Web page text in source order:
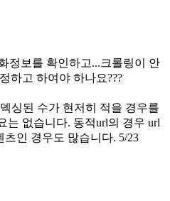
정보를 확인하고...크롤링이 안
하고 하여야 하나요???
싱된 수가 현저히 적을 경우를
는 없습니다. 동적url의 경우 url
인 경우도 많습니다. 5/23